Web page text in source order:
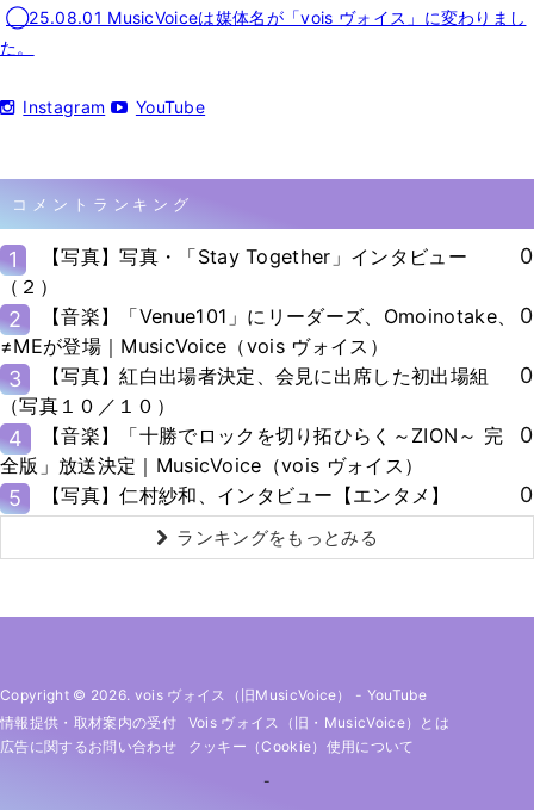
◯25.08.01 MusicVoiceは媒体名が「vois ヴォイス」に変わりまし
た。
Instagram YouTube
コメントランキング
1
【写真】写真・「Stay Together」インタビュー
（２）
0
2
【音楽】「Venue101」にリーダーズ、Omoinotake、
≠MEが登場｜MusicVoice（vois ヴォイス）
0
3
【写真】紅白出場者決定、会見に出席した初出場組
（写真１０／１０）
0
4
【音楽】「十勝でロックを切り拓ひらく～ZION～ 完
全版」放送決定｜MusicVoice（vois ヴォイス）
0
5 【写真】仁村紗和、インタビュー【エンタメ】 0
ランキングをもっとみる
Copyright © 2026. vois ヴォイス（旧MusicVoice） - YouTube
情報提供・取材案内の受付
Vois ヴォイス（旧・MusicVoice）とは
広告に関するお問い合わせ
クッキー（cookie）使用について
-